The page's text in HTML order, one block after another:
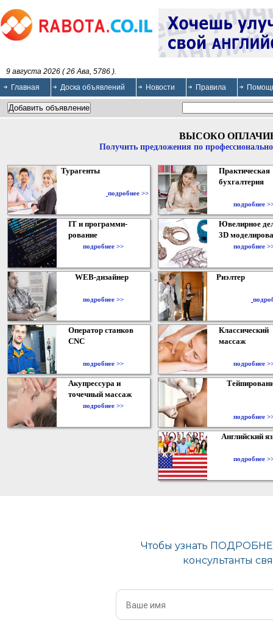
9 августа 2026 ( 26 Ава, 5786 ).
Главная
Доска объявлений Новости Правила
ВЫСОКО
Получить предложения по
Турагенты
подробнее >>
Практическая
бухгалтерия
подробнее
IT и программи-
рование
подробнее >>
Ювелирное
3D
подробнее
WEB-дизайнер
подробнее >>
Риэлтер
Оператор станков
CNC
подробнее >>
Классический
массаж
подробнее
Акупрессура и
точечный массаж
подробнее >>
подробнее
Английский
подробнее